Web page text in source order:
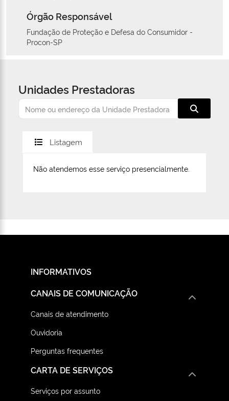
Órgão Responsável
Fundação de Proteção e Defesa do Consumidor -
Procon-SP
Unidades Prestadoras
Listagem
Não atendemos esse serviço presencialmente.
INFORMATIVOS
CANAIS DE COMUNICAÇÃO
Canais de atendimento
Ouvidoria
Perguntas frequentes
CARTA DE SERVIÇOS
Serviços por assunto